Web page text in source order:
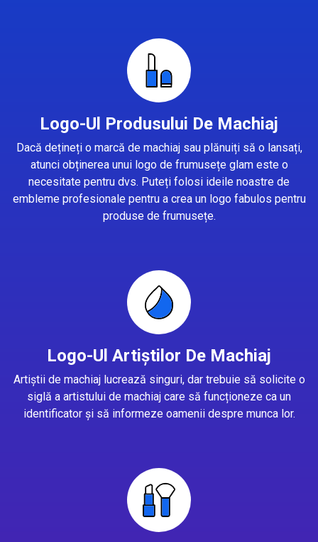
Logo-Ul Produsului De Machiaj
Dacă dețineți o marcă de machiaj sau plănuiți să o lansați,
atunci obținerea unui logo de frumusețe glam este o
necesitate pentru dvs. Puteți folosi ideile noastre de
embleme profesionale pentru a crea un logo fabulos pentru
produse de frumusețe.
Logo-Ul Artiștilor De Machiaj
Artiștii de machiaj lucrează singuri, dar trebuie să solicite o
siglă a artistului de machiaj care să funcționeze ca un
identificator și să informeze oamenii despre munca lor.